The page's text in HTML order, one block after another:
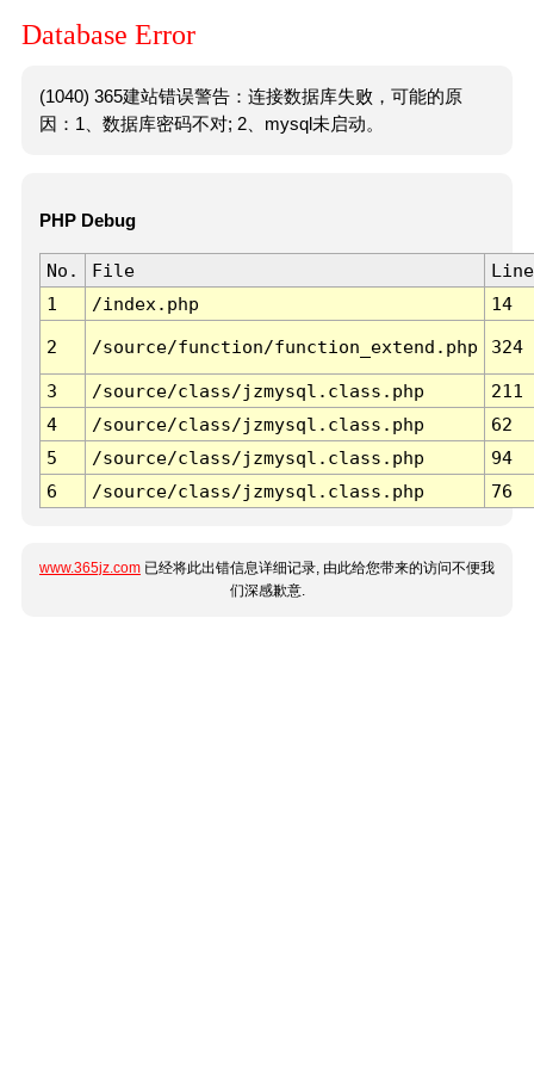
Database Error
(1040) 365建站错误警告：连接数据库失败，可能的原
因：1、数据库密码不对; 2、mysql未启动。
PHP Debug
No. File
Line
1
/index.php 14
2 /source/function/function_extend.php 324
3 /source/class/jzmysql.class.php
211
4
/source/class/jzmysql.class.php
62
5
/source/class/jzmysql.class.php
94
6
/source/class/jzmysql.class.php 76
www.365jz.com 已经将此出错信息详细记录, 由此给您带来的访问不便我
们深感歉意.